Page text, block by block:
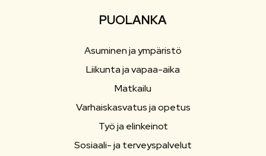
PUOLANKA
Asuminen ja ympäristö
Liikunta ja vapaa-aika
Matkailu
Varhaiskasvatus ja opetus
Työ ja elinkeinot
Sosiaali- ja terveyspalvelut